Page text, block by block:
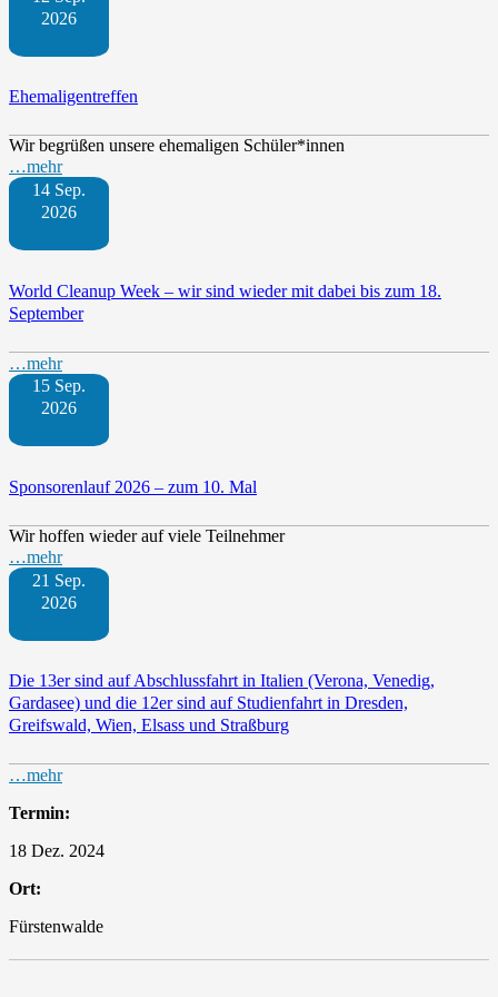
2026
Ehemaligentreffen
Wir begrüßen unsere ehemaligen Schüler*innen
…mehr
14 Sep.
2026
World Cleanup Week – wir sind wieder mit dabei bis zum 18.
September
…mehr
15 Sep.
2026
Sponsorenlauf 2026 – zum 10. Mal
Wir hoffen wieder auf viele Teilnehmer
…mehr
21 Sep.
2026
Die 13er sind auf Abschlussfahrt in Italien (Verona, Venedig,
Gardasee) und die 12er sind auf Studienfahrt in Dresden,
Greifswald, Wien, Elsass und Straßburg
…mehr
Termin:
18 Dez. 2024
Ort:
Fürstenwalde